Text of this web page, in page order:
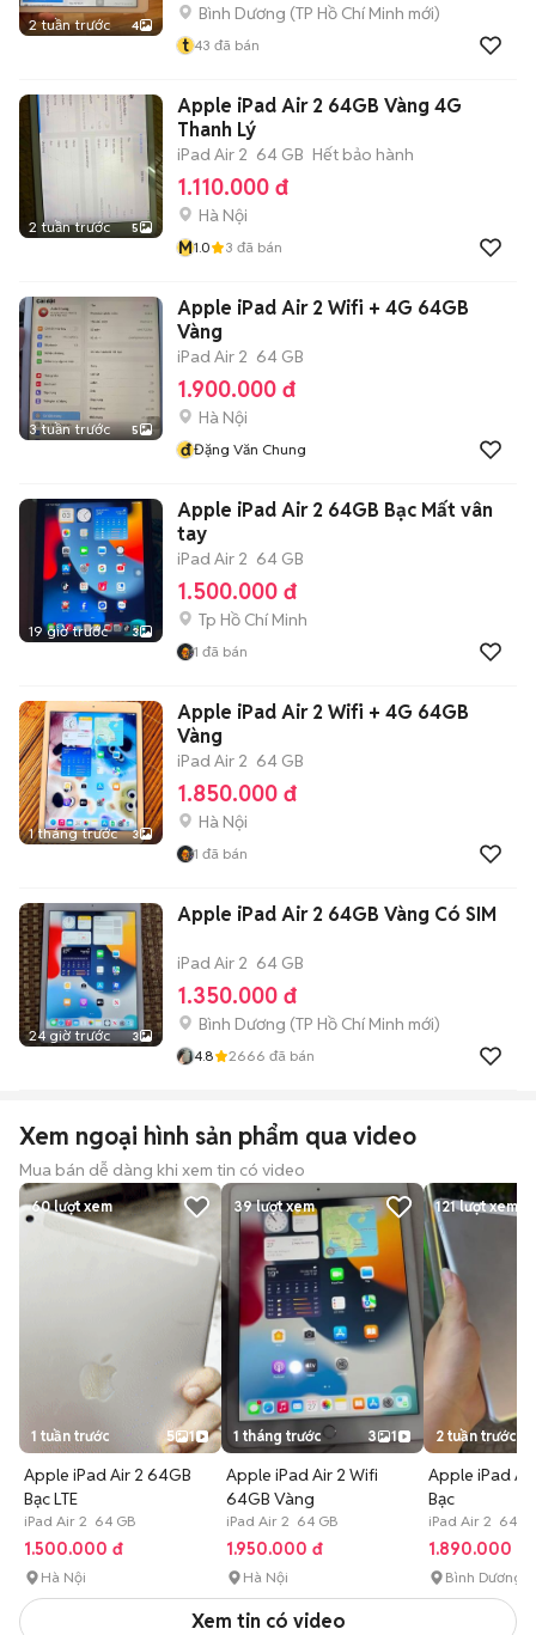
2 tuần trước 4
Bình Dương (TP Hồ Chí Minh mới)
t 43 đã bán
2 tuần trước 5
Apple iPad Air 2 64GB Vàng 4G
Thanh Lý
iPad Air 2 64 GB Hết bảo hành
1.110.000 đ
Hà Nội
M1.0 3 đã bán
3 tuần trước 5
Apple iPad Air 2 Wifi + 4G 64GB
Vàng
iPad Air 2 64 GB
1.900.000 đ
Hà Nội
đĐặng Văn Chung
19 giờ trước 3
Apple iPad Air 2 64GB Bạc Mất vân
tay
iPad Air 2 64 GB
1.500.000 đ
Tp Hồ Chí Minh
1 đã bán
1 tháng trước 3
Apple iPad Air 2 Wifi + 4G 64GB
Vàng
iPad Air 2 64 GB
1.850.000 đ
Hà Nội
1 đã bán
24 giờ trước 3
Apple iPad Air 2 64GB Vàng Có SIM
iPad Air 2 64 GB
1.350.000 đ
Bình Dương (TP Hồ Chí Minh mới)
4.8 2666 đã bán
Xem ngoại hình sản phẩm qua video
Mua bán dễ dàng khi xem tin có video
60lượt xem
1 tuần trước 5 1
Apple iPad Air 2 64GB
Bạc LTE
iPad Air 2 64 GB
1.500.000 đ
Hà Nội
39lượt xem
1 tháng trước 3 1
Apple iPad Air 2 Wifi
64GB Vàng
iPad Air 2 64 GB
1.950.000 đ
Hà Nội
121lượt xem
2 tuần trước
Apple iPad
Bạc
iPad Air 2 64
1.890.000 đ
Bình Dương
Xem tin có video